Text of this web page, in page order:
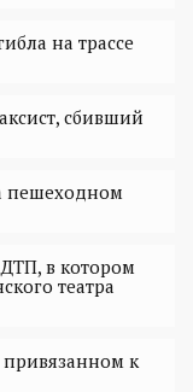
на трассе
сбивший
пешеходном
в котором
театра
привязанном к